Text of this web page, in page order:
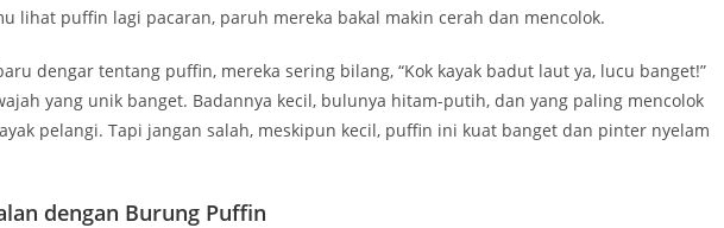
lihat puffin lagi pacaran, paruh mereka bakal makin cerah dan mencolok.
dengar tentang puffin, mereka sering bilang, “Kok kayak badut laut ya, lucu banget!”
yang unik banget. Badannya kecil, bulunya hitam-putih, dan yang paling mencolok
pelangi. Tapi jangan salah, meskipun kecil, puffin ini kuat banget dan pinter nyelam
dengan Burung Puffin